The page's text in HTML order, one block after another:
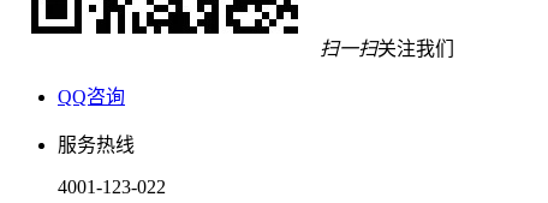
扫一扫关注我们
QQ咨询
服务热线
4001-123-022